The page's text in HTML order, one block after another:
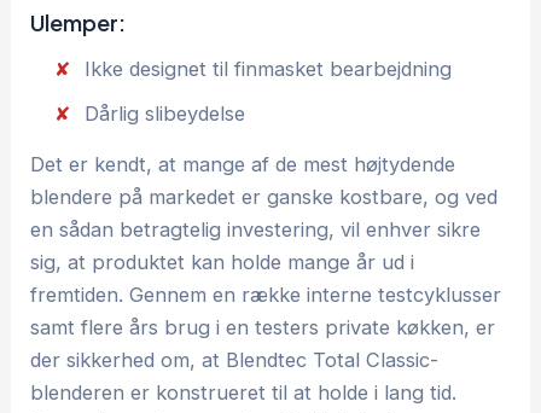
Ulemper:
Ikke designet til finmasket bearbejdning
Dårlig slibeydelse
Det er kendt, at mange af de mest højtydende
blendere på markedet er ganske kostbare, og ved
en sådan betragtelig investering, vil enhver sikre
sig, at produktet kan holde mange år ud i
fremtiden. Gennem en række interne testcyklusser
samt flere års brug i en testers private køkken, er
der sikkerhed om, at Blendtec Total Classic-
blenderen er konstrueret til at holde i lang tid.